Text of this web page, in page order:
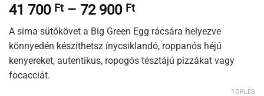
41 700 Ft – 72 900 FtÁrtartomány:
41
700 Ft
-
72
A sima sütőkövet a Big Green Egg rácsára helyezve
könnyedén készíthetsz ínycsiklandó, roppanós héjú
kenyereket, autentikus, ropogós tésztájú pizzákat vagy
focacciát.
TÖRLÉS